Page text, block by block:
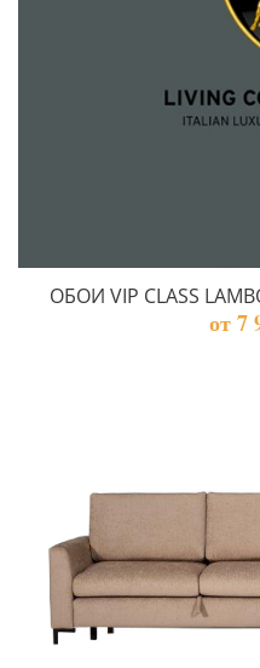
ОБОИ VIP CLASS
от 7